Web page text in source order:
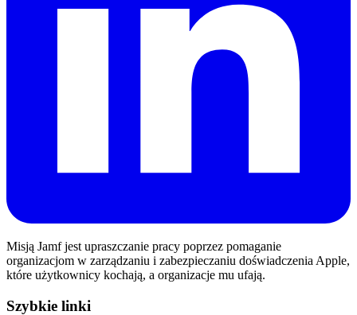
Misją Jamf jest upraszczanie pracy poprzez pomaganie
organizacjom w zarządzaniu i zabezpieczaniu doświadczenia Apple,
które użytkownicy kochają, a organizacje mu ufają.
Szybkie linki